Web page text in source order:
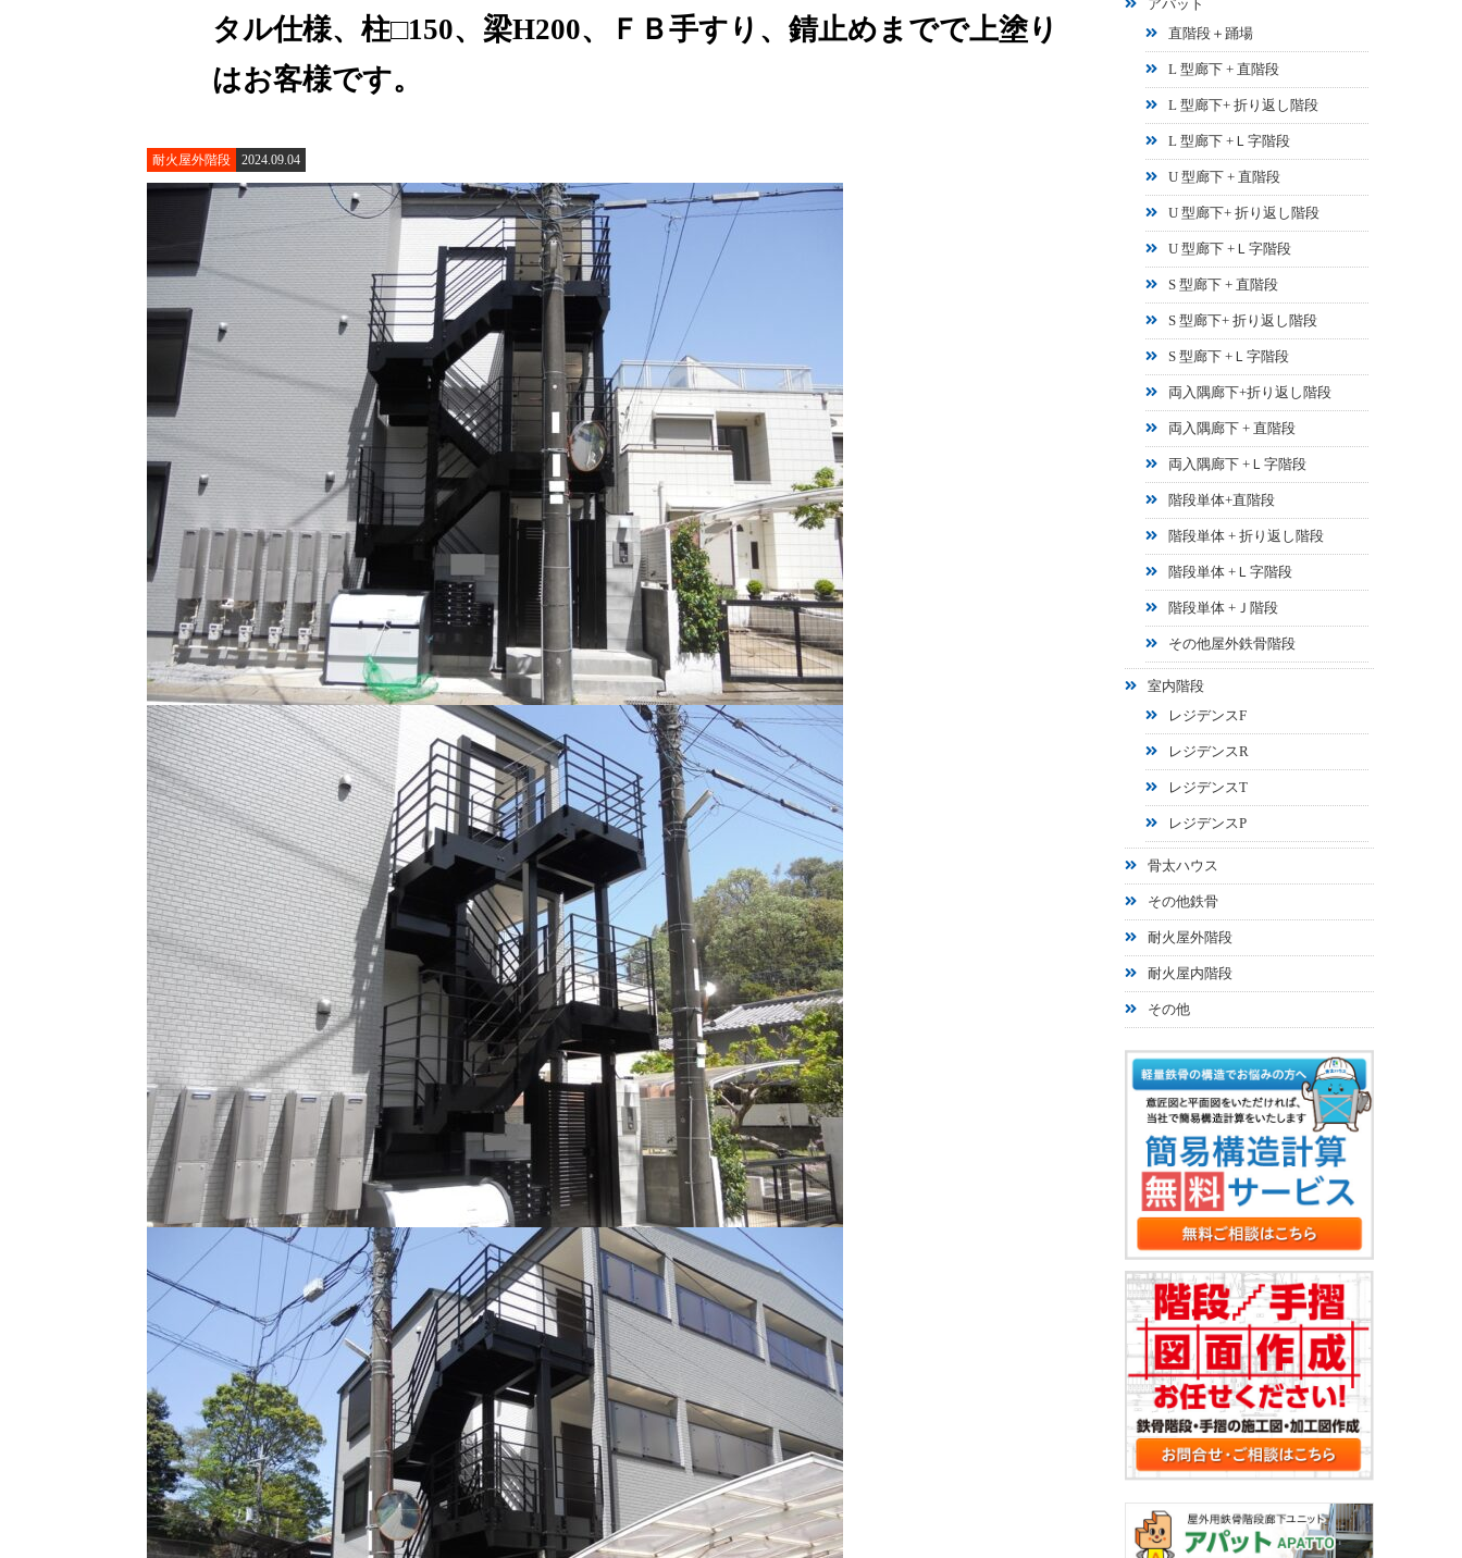
タル仕様、柱□150、梁H200、ＦＢ手すり、錆止めまでで上塗り
はお客様です。
耐火屋外階段 2024.09.04
アパット
直階段＋踊場
L 型廊下 + 直階段
L 型廊下+ 折り返し階段
L 型廊下 +Ｌ字階段
U 型廊下 + 直階段
U 型廊下+ 折り返し階段
U 型廊下 +Ｌ字階段
S 型廊下 + 直階段
S 型廊下+ 折り返し階段
S 型廊下 +Ｌ字階段
両入隅廊下+折り返し階段
両入隅廊下 + 直階段
両入隅廊下 +Ｌ字階段
階段単体+直階段
階段単体 + 折り返し階段
階段単体 +Ｌ字階段
階段単体 +Ｊ階段
その他屋外鉄骨階段
室内階段
レジデンスF
レジデンスR
レジデンスT
レジデンスP
骨太ハウス
その他鉄骨
耐火屋外階段
耐火屋内階段
その他